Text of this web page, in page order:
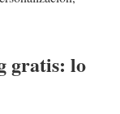
gratis: lo